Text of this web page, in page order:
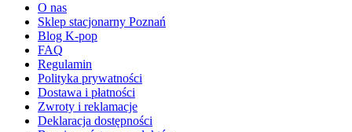
O nas
Sklep stacjonarny Poznań
Blog K-pop
FAQ
Regulamin
Polityka prywatności
Dostawa i płatności
Zwroty i reklamacje
Deklaracja dostępności